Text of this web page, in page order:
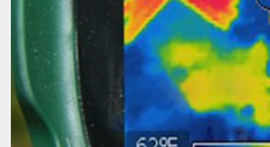
Технические